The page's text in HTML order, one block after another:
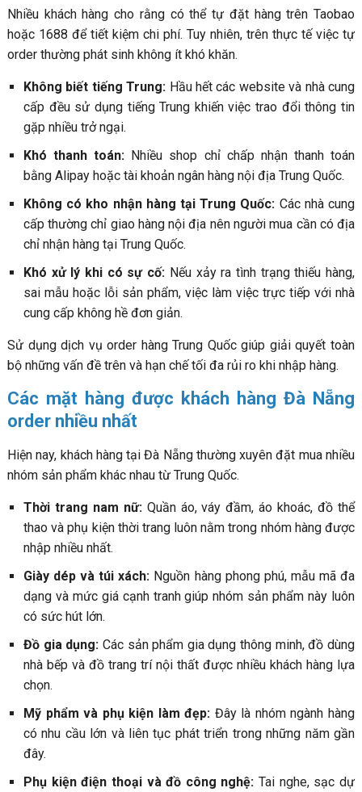
Nhiều khách hàng cho rằng có thể tự đặt hàng trên Taobao
hoặc 1688 để tiết kiệm chi phí. Tuy nhiên, trên thực tế việc tự
order thường phát sinh không ít khó khăn.
Không biết tiếng Trung: Hầu hết các website và nhà cung
cấp đều sử dụng tiếng Trung khiến việc trao đổi thông tin
gặp nhiều trở ngại.
Khó thanh toán: Nhiều shop chỉ chấp nhận thanh toán
bằng Alipay hoặc tài khoản ngân hàng nội địa Trung Quốc.
Không có kho nhận hàng tại Trung Quốc: Các nhà cung
cấp thường chỉ giao hàng nội địa nên người mua cần có địa
chỉ nhận hàng tại Trung Quốc.
Khó xử lý khi có sự cố: Nếu xảy ra tình trạng thiếu hàng,
sai mẫu hoặc lỗi sản phẩm, việc làm việc trực tiếp với nhà
cung cấp không hề đơn giản.
Sử dụng dịch vụ order hàng Trung Quốc giúp giải quyết toàn
bộ những vấn đề trên và hạn chế tối đa rủi ro khi nhập hàng.
Các mặt hàng được khách hàng Đà Nẵng
order nhiều nhất
Hiện nay, khách hàng tại Đà Nẵng thường xuyên đặt mua nhiều
nhóm sản phẩm khác nhau từ Trung Quốc.
Thời trang nam nữ:Quần áo, váy đầm, áo khoác, đồ thể
thao và phụ kiện thời trang luôn nằm trong nhóm hàng được
nhập nhiều nhất.
Giày dép và túi xách: Nguồn hàng phong phú, mẫu mã đa
dạng và mức giá cạnh tranh giúp nhóm sản phẩm này luôn
có sức hút lớn.
Đồ gia dụng: Các sản phẩm gia dụng thông minh, đồ dùng
nhà bếp và đồ trang trí nội thất được nhiều khách hàng lựa
chọn.
Mỹ phẩm và phụ kiện làm đẹp: Đây là nhóm ngành hàng
có nhu cầu lớn và liên tục phát triển trong những năm gần
đây.
Phụ kiện điện thoại và đồ công nghệ: Tai nghe, sạc dự